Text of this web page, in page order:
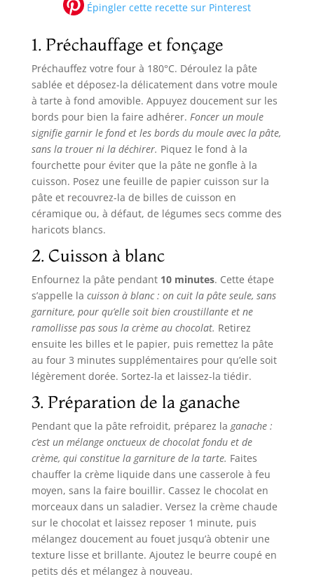
Épingler cette recette sur Pinterest
1. Préchauffage et fonçage
Préchauffez votre four à 180°C. Déroulez la pâte
sablée et déposez-la délicatement dans votre moule
à tarte à fond amovible. Appuyez doucement sur les
bords pour bien la faire adhérer. Foncer un moule
signifie garnir le fond et les bords du moule avec la pâte,
sans la trouer ni la déchirer. Piquez le fond à la
fourchette pour éviter que la pâte ne gonfle à la
cuisson. Posez une feuille de papier cuisson sur la
pâte et recouvrez-la de billes de cuisson en
céramique ou, à défaut, de légumes secs comme des
haricots blancs.
2. Cuisson à blanc
Enfournez la pâte pendant 10 minutes. Cette étape
s’appelle la cuisson à blanc : on cuit la pâte seule, sans
garniture, pour qu’elle soit bien croustillante et ne
ramollisse pas sous la crème au chocolat. Retirez
ensuite les billes et le papier, puis remettez la pâte
au four 3 minutes supplémentaires pour qu’elle soit
légèrement dorée. Sortez-la et laissez-la tiédir.
3. Préparation de la ganache
Pendant que la pâte refroidit, préparez la ganache :
c’est un mélange onctueux de chocolat fondu et de
crème, qui constitue la garniture de la tarte. Faites
chauffer la crème liquide dans une casserole à feu
moyen, sans la faire bouillir. Cassez le chocolat en
morceaux dans un saladier. Versez la crème chaude
sur le chocolat et laissez reposer 1 minute, puis
mélangez doucement au fouet jusqu’à obtenir une
texture lisse et brillante. Ajoutez le beurre coupé en
petits dés et mélangez à nouveau.